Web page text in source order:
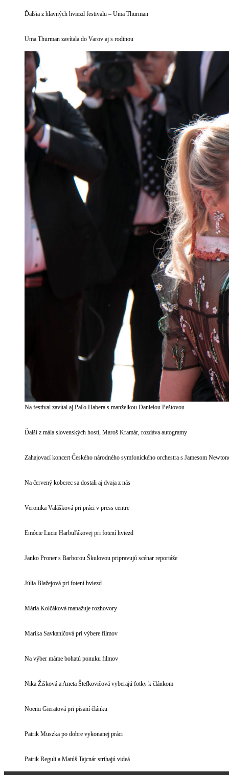
Ďalšia z hlavných hviezd festivalu – Uma Thurman
Uma Thurman zavítala do Varov aj s rodinou
Na festival zavítal aj Paľo Habera s manželkou Danielou Peštovou
Ďalší z mála slovenských hostí, Maroš Kramár, rozdáva autogramy
Zahajovací koncert Českého národného symfonického orchestra s Jamesom
Na červený koberec sa dostali aj dvaja z nás
Veronika Valášková pri práci v press centre
Emócie Lucie Harbuľákovej pri fotení hviezd
Janko Proner s Barborou Škulovou pripravujú scénar reportáže
Júlia Blažejová pri fotení hviezd
Mária Kolčáková manažuje rozhovory
Marika Savkaničová pri výbere filmov
Na výber máme bohatú ponuku filmov
Nika Žišková a Aneta Štefkovičová vyberajú fotky k článkom
Noemi Gieratová pri písaní článku
Patrik Muszka po dobre vykonanej práci
Patrik Reguli a Matúš Tajcnár strihajú videá